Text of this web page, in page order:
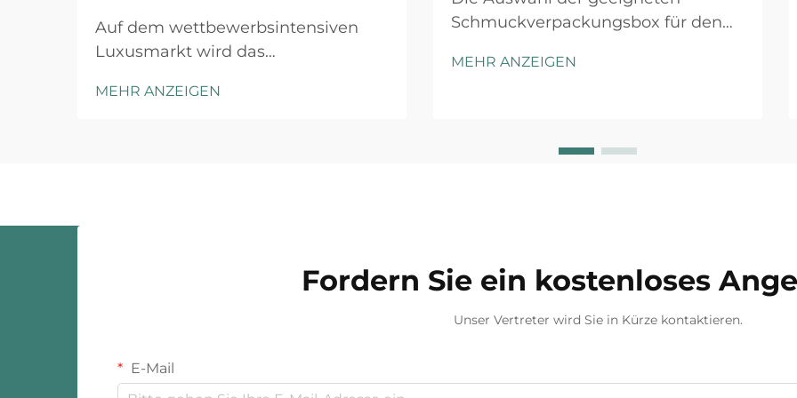
Auf dem wettbewerbsintensiven
Luxusmarkt wird das
Aufmerksamkeit für jeden
MEHR ANZEIGEN
Schmuckverpackungsbox für den
Abwägung mehrerer Faktoren, die
MEHR ANZEIGEN
Fordern Sie ein kostenloses
Unser Vertreter wird Sie in Kürze kontaktieren.
E-Mail